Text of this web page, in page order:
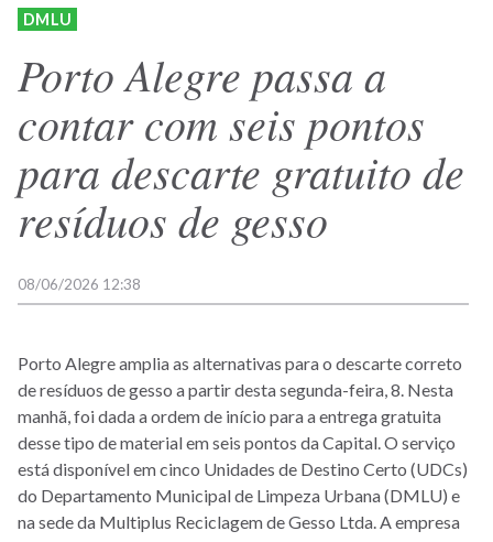
DMLU
Porto Alegre passa a
contar com seis pontos
para descarte gratuito de
resíduos de gesso
08/06/2026 12:38
Porto Alegre amplia as alternativas para o descarte correto
de resíduos de gesso a partir desta segunda-feira, 8. Nesta
manhã, foi dada a ordem de início para a entrega gratuita
desse tipo de material em seis pontos da Capital. O serviço
está disponível em cinco Unidades de Destino Certo (UDCs)
do Departamento Municipal de Limpeza Urbana (DMLU) e
na sede da Multiplus Reciclagem de Gesso Ltda. A empresa